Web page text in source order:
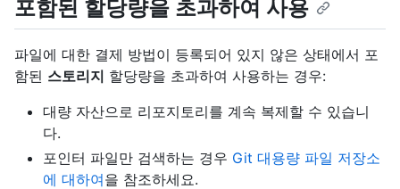
포함된 할당량을 초과하여 사용
파일에 대한 결제 방법이 등록되어 있지 않은 상태에서 포
함된 스토리지 할당량을 초과하여 사용하는 경우:
대량 자산으로 리포지토리를 계속 복제할 수 있습니
다.
포인터 파일만 검색하는 경우 Git 대용량 파일 저장소
에 대하여을 참조하세요.